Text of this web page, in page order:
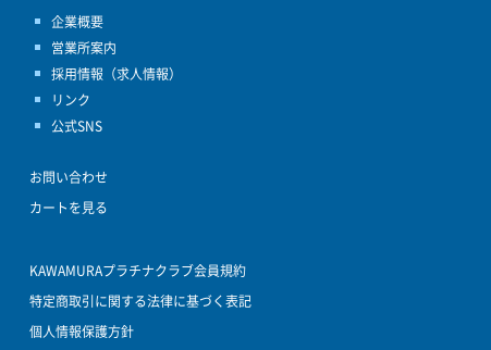
企業概要
営業所案内
採用情報（求人情報）
リンク
公式SNS
お問い合わせ
カートを見る
KAWAMURAプラチナクラブ会員規約
特定商取引に関する法律に基づく表記
個人情報保護方針